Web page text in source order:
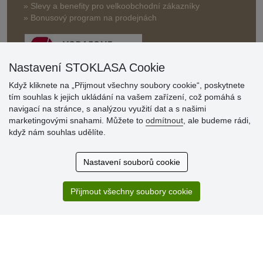
» Slevy a benefity pro velkoobchodní zákazníky
» Bonusový program na prodejnách
Hodnocení
zákazníků
Super obchod, kvalitní zboží za slušné ceny. Vřele
Sortiment za fajn ceny a hlavně super rychlé dodání. Moc
Nastavení STOKLASA Cookie
Když kliknete na „Přijmout všechny soubory cookie“, poskytnete
tím souhlas k jejich ukládání na vašem zařízení, což pomáhá s
navigací na stránce, s analýzou využití dat a s našimi
marketingovými snahami. Můžete to odmítnout , ale budeme rádi,
když nám souhlas udělíte.
Nastavení souborů cookie
Přijmout všechny soubory cookie